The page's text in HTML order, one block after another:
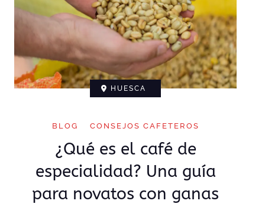
HUESCA
BLOG CONSEJOS CAFETEROS
¿Qué es el café de
especialidad? Una guía
para novatos con ganas